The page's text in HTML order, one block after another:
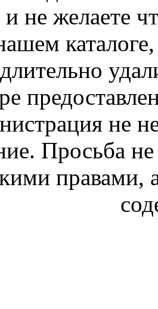
не желаете
не
Просьба
правами,